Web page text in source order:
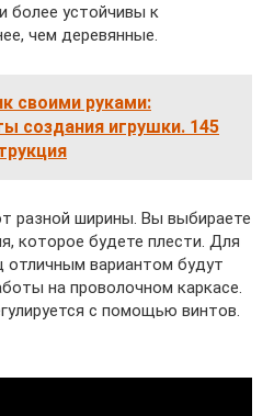
более устойчивы к
чем деревянные.
своими руками:
создания игрушки. 145
разной ширины. Вы выбираете
которое будете плести. Для
отличным вариантом будут
на проволочном каркасе.
с помощью винтов.